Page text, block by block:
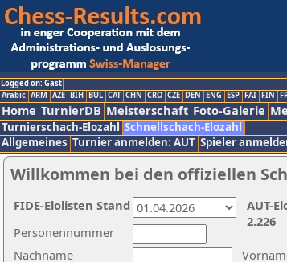
Logged on: Gast
Arabic ARM AZE BIH BUL CAT CHN CRO CZE DEN ENG ESP FAI FIN
Home TurnierDB Meisterschaft Foto-Galerie
Turnierschach-Elozahl Schnellschach-Elozahl
Allgemeines Turnier anmelden: AUT Spieler
Willkommen bei den offiziellen
Nachname
Personennummer
AUT-
2.226
FIDE-Elolisten Stand